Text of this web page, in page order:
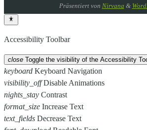
Präsentiert von Nirvana &
Accessibility Toolbar
close Toggle the visibility of the Accessibility
keyboard Keyboard Navigation
visibility_off Disable Animations
nights_stay Contrast
format_size Increase Text
text_fields Decrease Text